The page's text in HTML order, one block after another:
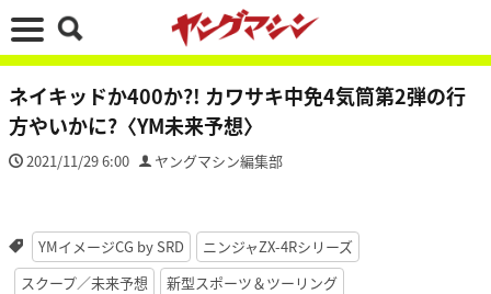
ネイキッドか400か?! カワサキ中免4気筒第2弾の行
方やいかに?〈YM未来予想〉
2021/11/29 6:00 ヤングマシン編集部
YMイメージCG by SRD
ニンジャZX-4Rシリーズ
スクープ／未来予想
新型スポーツ＆ツーリング